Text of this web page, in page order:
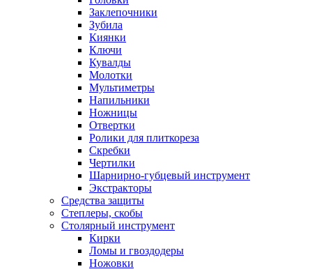
Заклепочники
Зубила
Киянки
Ключи
Кувалды
Молотки
Мультиметры
Напильники
Ножницы
Отвертки
Ролики для плиткореза
Скребки
Чертилки
Шарнирно-губцевый инструмент
Экстракторы
Средства защиты
Степлеры, скобы
Столярный инструмент
Кирки
Ломы и гвоздодеры
Ножовки